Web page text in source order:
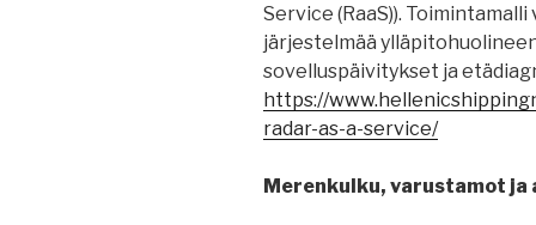
Service (RaaS)).
järjestelmää
sovelluspäivitykset ja
https://
radar-as-a-service/
Merenkulku, varustamot